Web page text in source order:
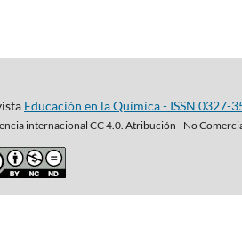
Educación en la Química - ISSN 0327-
internacional CC 4.0. Atribución - No